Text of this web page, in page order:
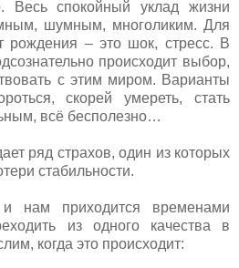
Весь спокойный уклад жизни
шумным, многоликим. Для
рождения – это шок, стресс. В
происходит выбор,
с этим миром. Варианты
скорей умереть, стать
всё бесполезно…
ряд страхов, один из которых
стабильности.
нам приходится временами
из одного качества в
когда это происходит: